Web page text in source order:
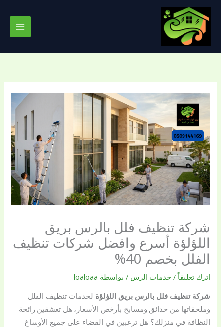
تخطي
المحتوى
شركة تنظيف فلل بالرس بريق
اللؤلؤة أسرع وافضل شركات تنظيف
الفلل بخصم 40%
اترك تعليقاً / خدمات الرس / بواسطة loaloaa
شركة تنظيف فلل بالرس بريق اللؤلؤة لخدمات تنظيف الفلل
وملحقاتها من حدائق ومسابح بأرخص الأسعار، هل تعشقين رائحة
النظافة في منزلك؟ هل ترغبين في القضاء على جميع الأوساخ